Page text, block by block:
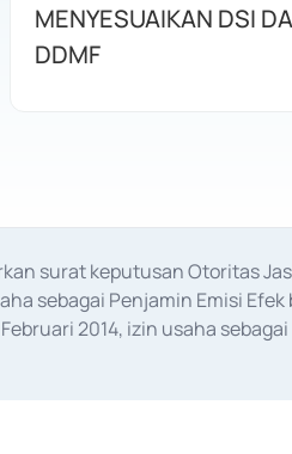
MENYESUAIKAN DSI
DDMF
surat keputusan Otoritas
sebagai Penjamin Emisi
2014, izin usaha